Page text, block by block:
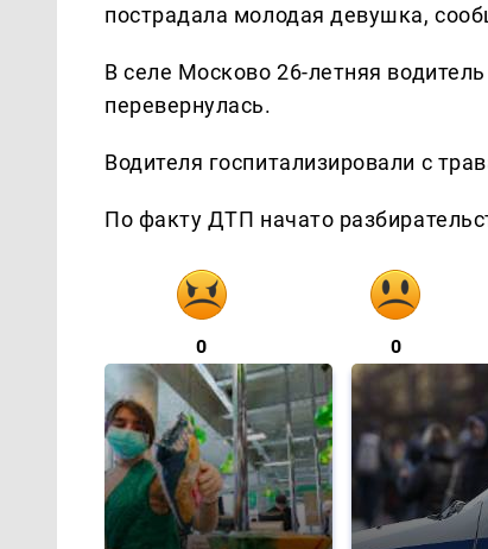
пострадала молодая девушка,
В селе Москово 26-летняя
перевернулась.
Водителя госпитализировали с
По факту ДТП начато
0 0